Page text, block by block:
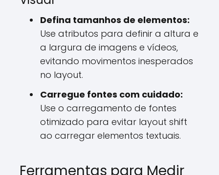
Defina tamanhos de elementos:
Use atributos para definir a altura e
a largura de imagens e vídeos,
evitando movimentos inesperados
no layout.
Carregue fontes com cuidado:
Use o carregamento de fontes
otimizado para evitar layout shift
ao carregar elementos textuais.
Ferramentas para Medir